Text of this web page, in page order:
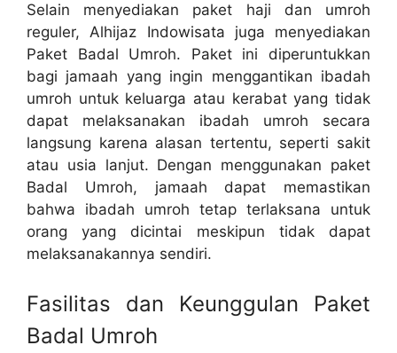
Selain menyediakan paket haji dan umroh
reguler, Alhijaz Indowisata juga menyediakan
Paket Badal Umroh. Paket ini diperuntukkan
bagi jamaah yang ingin menggantikan ibadah
umroh untuk keluarga atau kerabat yang tidak
dapat melaksanakan ibadah umroh secara
langsung karena alasan tertentu, seperti sakit
atau usia lanjut. Dengan menggunakan paket
Badal Umroh, jamaah dapat memastikan
bahwa ibadah umroh tetap terlaksana untuk
orang yang dicintai meskipun tidak dapat
melaksanakannya sendiri.
Fasilitas dan Keunggulan Paket
Badal Umroh